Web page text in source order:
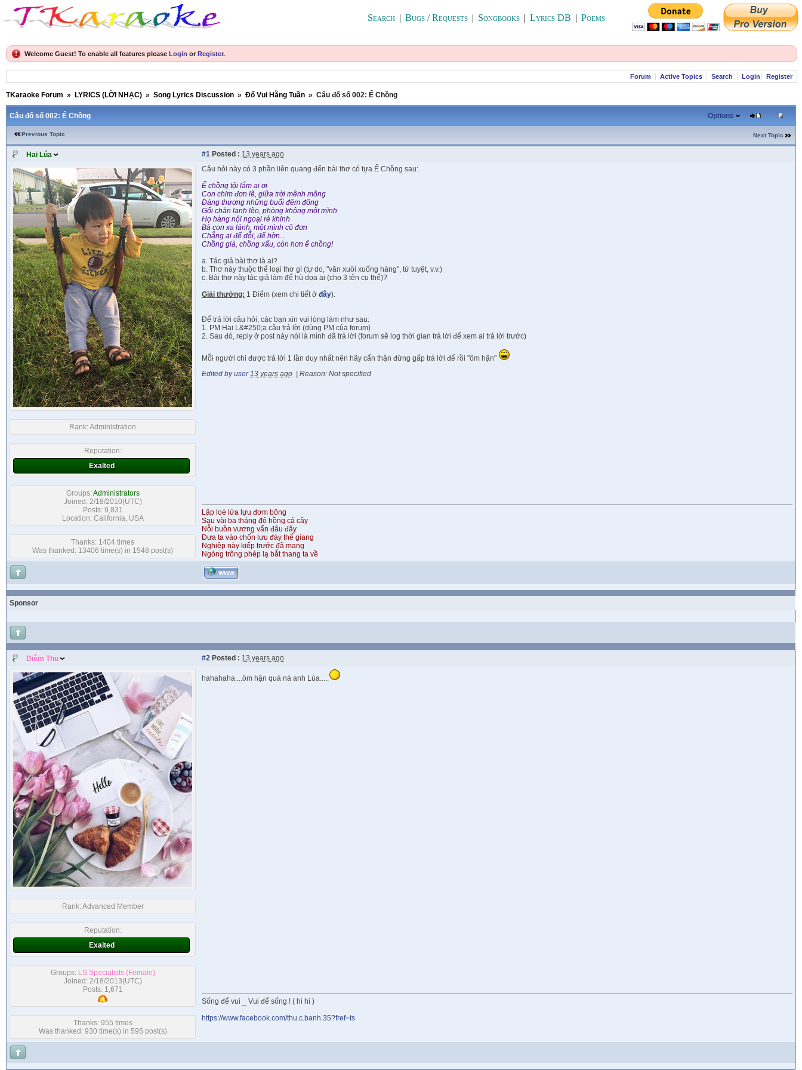
Search | Bugs / Requests | Songbooks | Lyrics DB | Poems
Welcome Guest! To enable all features please Login or Register.
Forum Active Topics Search Login Register
TKaraoke Forum » LYRICS (LỜI NHẠC) » Song Lyrics Discussion » Đố Vui Hằng Tuần » Câu đố số 002: Ế Chồng
Câu đố số 002: Ế Chồng Options
Previous Topic Next Topic
Hai Lúa #1 Posted : 13 years ago
Rank:Administration
Reputation:
Exalted
Groups:Administrators
Joined: 2/18/2010(UTC)
Posts: 9,831
Location: California, USA
Thanks: 1404 times
Was thanked: 13406 time(s) in 1948 post(s)
Câu hỏi này có 3 phần liên quang đến bài thơ có tựa Ế Chồng sau:
Ế chồng tội lắm ai ơi
Con chim đơn lẽ, giữa trời mênh mông
Đáng thương những buổi đêm đông
Gối chăn lạnh lẽo, phòng không một mình
Họ hàng nội ngoại rẻ khinh
Bà con xa lánh, một mình cô đơn
Chẳng ai để dỗi, để hờn...
Chồng già, chồng xấu, còn hơn ế chồng!
a. Tác giả bài thơ là ai?
b. Thơ này thuộc thể loại thơ gì (tự do, "văn xuôi xuống hàng", tứ tuyệt, v.v.)
c. Bài thơ này tác giả làm để hù dọa ai (cho 3 tên cụ thể)?
Giải thưởng: 1 Điểm (xem chi tiết ở đây).
Để trả lời câu hỏi, các bạn xin vui lòng làm như sau:
1. PM Hai L&#250;a câu trả lời (dùng PM của forum)
2. Sau đó, reply ở post này nói là mình đã trả lời (forum sẽ log thời gian trả lời để xem ai trả lời trước)
Mỗi người chi được trả lời 1 lần duy nhất nên hãy cẩn thận đừng gấp trả lời để rồi "ôm hận"
Edited by user 13 years ago Reason: Not specified
Lập loè lửa lựu đơm bông
Sau vài ba tháng đỏ hồng cả cây
Nỗi buồn vương vấn đâu đây
Đưa ta vào chốn lưu đày thế giang
Nghiệp này kiếp trước đã mang
Ngóng trông phép lạ bắt thang ta về
WWW
Sponsor
Diễm Thu #2 Posted : 13 years ago
Rank:Advanced Member
Reputation:
Exalted
Groups: LS Specialists (Female)
Joined: 2/18/2013(UTC)
Posts: 1,671
Thanks: 955 times
Was thanked: 930 time(s) in 595 post(s)
hahahaha....ôm hận quá nà anh Lúa.....
Sống để vui _ Vui để sống ! ( hi hi )
https://www.facebook.com/thu.c.banh.35?fref=ts